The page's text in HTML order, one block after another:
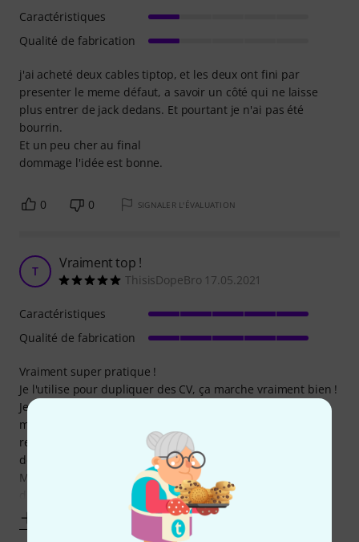
j'ai acheté deux cables tiptop, et les deux ont fini par
presenter le meme défaut, a savoir un côté qui ne laisse
plus entrer de jack dedans. Et pourtant je n'ai pas été
bourrin.
Et un peu cher au final
dommage l'idée est bonne.
Caractéristiques
Qualité de fabrication
0 0 SIGNALER L'ÉVALUATION
T Vraiment top !
ThisisDopeBro 17.05.2021
Vraiment super pratique !
Je l'utilise pour dupliquer des CV, ça marche vraiment bien !
Je n'ai remarqué aucune perte (en tout cas pas au point de
me déranger) au niveau du signal... Je ne l'utilise en
revanche que pour des CV, je n'ai pas essayé de dupliquer
de l'audio avec !
Mais c'est vraiment pratique pour dupliquer un signal
d'enveloppe ou de LFO
Caractéristiques
Qualité de fabrication